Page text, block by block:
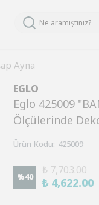
Ayna
EGLO
Eglo 425009
Ölçülerinde
Ürün Kodu: 425009
%40
₺ 7,703.00
₺ 4,622.00